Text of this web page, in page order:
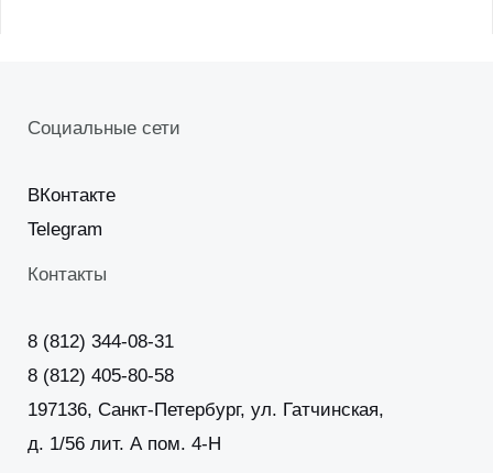
Социальные сети
ВКонтакте
Telegram
Контакты
8 (812) 344-08-31
8 (812) 405-80-58
197136, Санкт-Петербург, ул. Гатчинская,
д. 1/56 лит. А пом. 4-Н